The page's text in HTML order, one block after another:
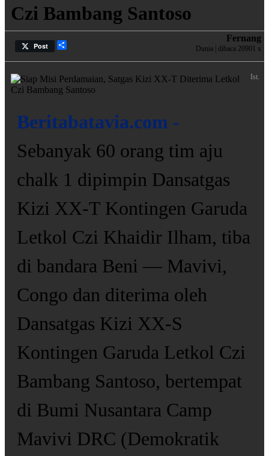
Czi Bambang Santoso
Post
Fernang
Dunia | dibaca 20901 x
Ist.
Beritabatavia.com -
Sebanyak 60 orang tim aju
chalk 1 dipimpin Dansatgas
Kizi XX-T Kontingen Garuda
Letkol Czi Khaidir Ilham, tiba
di bandara Beni — Mavivi,
Congo dan diterima oleh
Dansatgas Kizi XX-S
Kontingen Garuda Letkol Czi
Bambang Santoso, bertempat
di Bumi Nusantara Camp
Mavivi DRC (Demokratik